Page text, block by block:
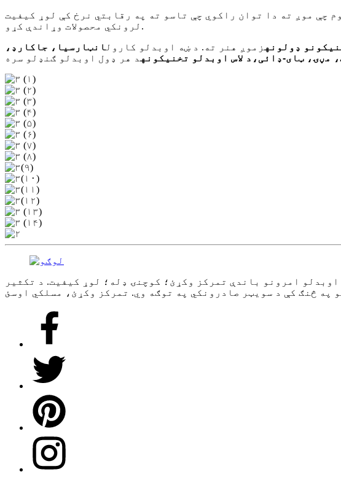
چې موږ ته دا توان راکوي چې تاسو ته په رقابتي نرخ کې لوړ کیفیت
لرونکي محصولات وړاندې کړو.
ډولونهزموږ هنر ته. د ښه اوبدلو کارول انټارسیا، جاکارډ،
مڼۍ، ټای-ډائی، د لاس اوبدلو تخنیکونه
امرونو باندې تمرکز وکړئ؛ کوچنۍ ډله؛ لوړ کیفیت. د تکثیر